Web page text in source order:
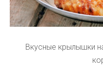
Вкусные крылышки